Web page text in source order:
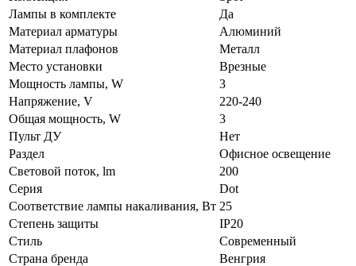
Лампы в комплекте
Да
Материал арматуры
Алюминий
Материал плафонов
Металл
Место установки
Врезные
Мощность лампы, W
3
Напряжение, V
220-240
Общая мощность, W
3
Пульт ДУ
Нет
Раздел
Офисное освещение
Световой поток, lm
200
Серия
Dot
Соответствие лампы накаливания, Вт 25
Степень защиты
IP20
Стиль
Современный
Страна бренда
Венгрия